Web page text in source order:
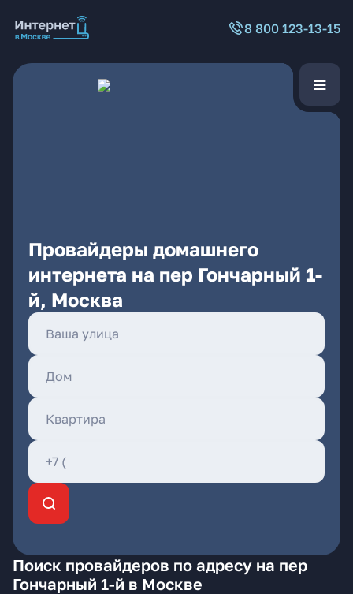
8 800 123-13-15
Провайдеры домашнего
интернета на пер Гончарный 1-
й, Москва
Поиск провайдеров по адресу на пер
Гончарный 1-й в Москве